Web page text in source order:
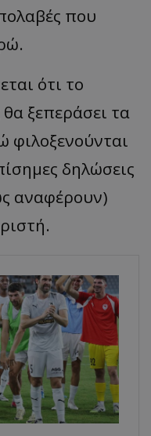
που
ότι το
ξεπεράσει τα
φιλοξενούνται
δηλώσεις
αναφέρουν)